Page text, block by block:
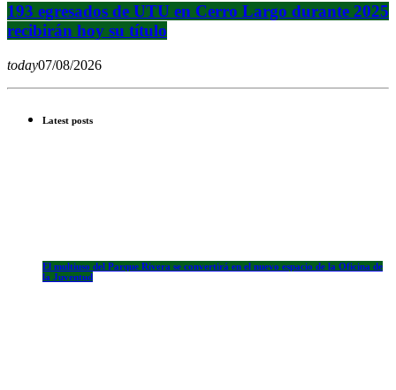
193 egresados de UTU en Cerro Largo durante 2025
recibirán hoy su título
today07/08/2026
Latest posts
El multiuso del Parque Rivera se convertirá en el nuevo espacio de la Oficina de
la Juventud